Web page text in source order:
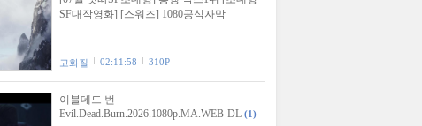
SF대작영화] [스워즈] 1080공식자막
고화질 02:11:58 310P
이블데드 번
Evil.Dead.Burn.2026.1080p.MA.WEB-DL (1)